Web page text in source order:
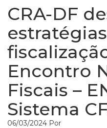
CRA-DF
Encontro
Fiscais –
Sistema
06/03/2024 Por